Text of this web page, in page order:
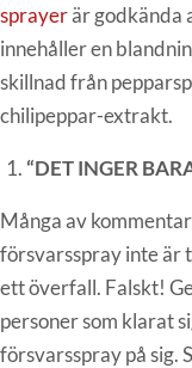
sprayerär godkända
innehåller en
skillnad från
chilipeppar-extrakt.
“DET INGER
Många av
försvarsspray inte är
ett överfall. Falskt!
personer som klarat
försvarsspray på sig.